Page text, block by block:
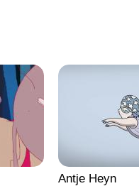
Antje Heyn